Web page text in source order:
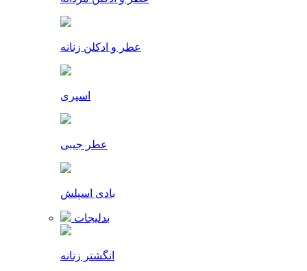
عطر و ادکلن زنانه
اسپری
عطر جیبی
بادی اسپلش
بدلیجات
انگشتر زنانه